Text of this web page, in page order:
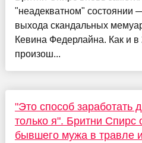
"неадекватном" состоянии
выхода скандальных
Кевина Федерлайна. Как и в
произош...
"Это способ заработать
только я". Бритни Спирс
бывшего мужа в травле